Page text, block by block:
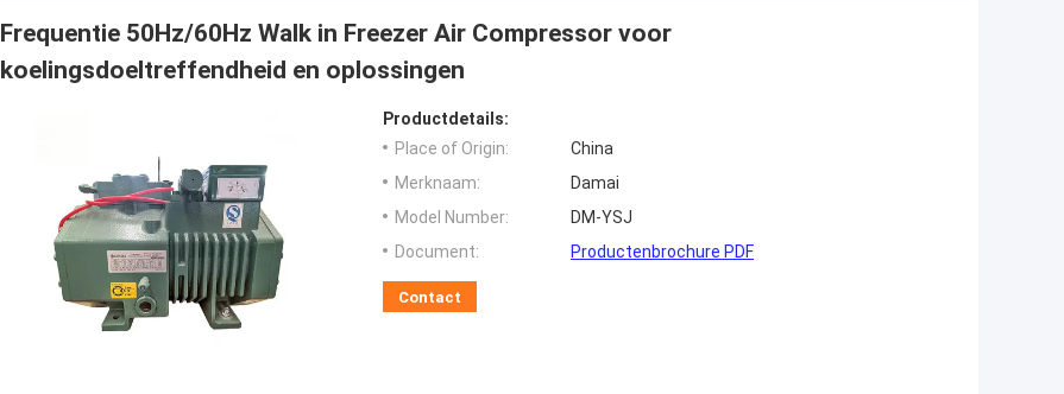
Frequentie 50Hz/60Hz Walk in Freezer Air Compressor voor
koelingsdoeltreffendheid en oplossingen
Productdetails:
Place of Origin:
China
Merknaam:
Damai
Model Number:
DM-YSJ
Document:
Productenbrochure PDF
Contact